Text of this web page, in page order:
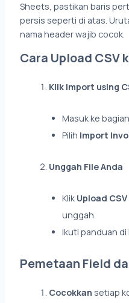
Sheets, pastikan baris
persis seperti di atas.
nama header wajib cocok.
Cara Upload CSV
Klik Import using
Masuk ke bagian
Pilih Import
Unggah File Anda
Klik Upload CSV
unggah.
Ikuti panduan
Pemetaan Field
Cocokkan setiap